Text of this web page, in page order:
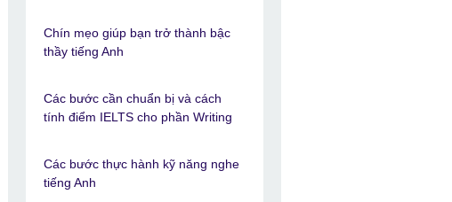
Chín mẹo giúp bạn trở thành bậc
thầy tiếng Anh
Các bước cần chuẩn bị và cách
tính điểm IELTS cho phần Writing
Các bước thực hành kỹ năng nghe
tiếng Anh